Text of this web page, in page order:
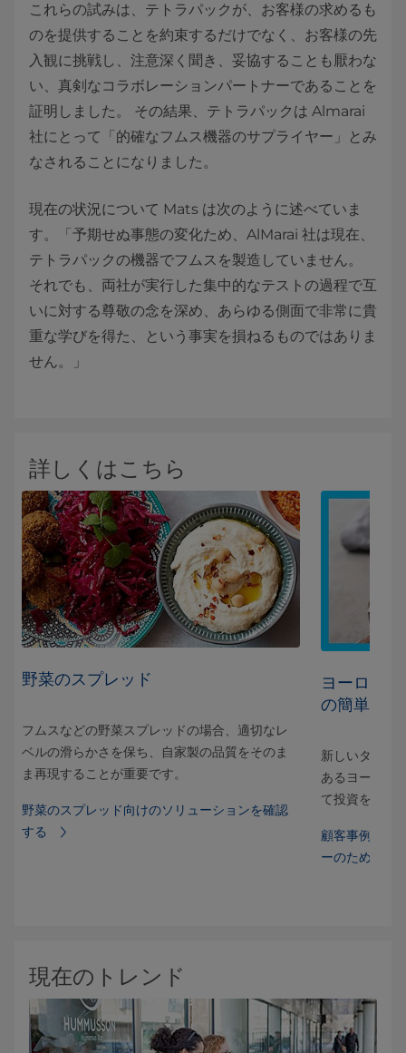
これらの試みは、テトラパックが、お客様の求めるも
のを提供することを約束するだけでなく、お客様の先
入観に挑戦し、注意深く聞き、妥協することも厭わな
い、真剣なコラボレーションパートナーであることを
証明しました。 その結果、テトラパックは Almarai
社にとって「的確なフムス機器のサプライヤー」とみ
なされることになりました。
現在の状況について Mats は次のように述べていま
す。「予期せぬ事態の変化ため、AlMarai 社は現在、
テトラパックの機器でフムスを製造していません。
それでも、両社が実行した集中的なテストの過程で互
いに対する尊敬の念を深め、あらゆる側面で非常に貴
重な学びを得た、という事実を損ねるものではありま
せん。」
詳しくはこちら
野菜のスプレッド
フムスなどの野菜スプレッドの場合、適切なレ
ベルの滑らかさを保ち、自家製の品質をそのま
ま再現することが重要です。
野菜のスプレッド向けのソリューションを確認
する
ヨーロッ
の簡単な
新しいタイプ
あるヨーロッ
て投資を決断
顧客事例を読
ーのための簡
現在のトレンド